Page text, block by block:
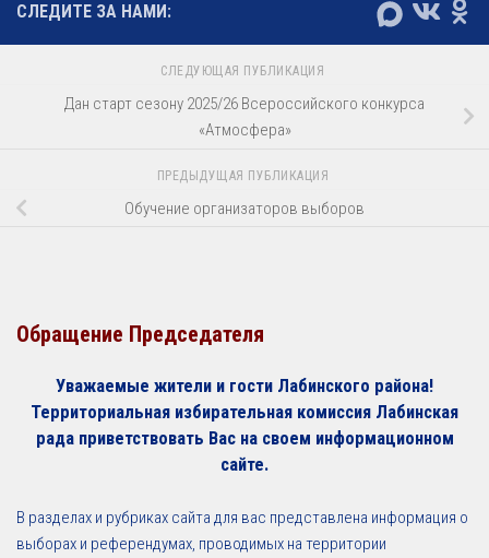
СЛЕДИТЕ ЗА НАМИ:
СЛЕДУЮЩАЯ ПУБЛИКАЦИЯ
Дан старт сезону 2025/26 Всероссийского конкурса
«Атмосфера»
ПРЕДЫДУЩАЯ ПУБЛИКАЦИЯ
Обучение организаторов выборов
Обращение Председателя
Уважаемые жители и гости Лабинского района!
Территориальная избирательная комиссия Лабинская
рада приветствовать Вас на своем информационном
сайте.
В разделах и рубриках сайта для вас представлена информация о
выборах и референдумах, проводимых на территории